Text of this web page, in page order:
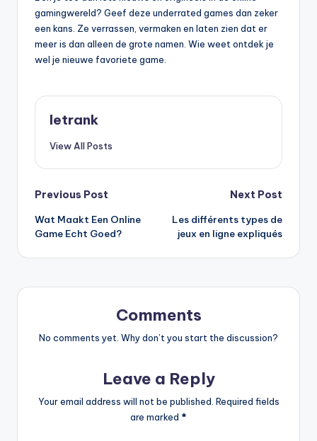
gamingwereld? Geef deze underrated games dan zeker
een kans. Ze verrassen, vermaken en laten zien dat er
meer is dan alleen de grote namen. Wie weet ontdek je
wel je nieuwe favoriete game.
letrank
View All Posts
Post
navigation
Previous Post
Wat Maakt Een Online
Game Echt Goed?
Next Post
Les différents types de
jeux en ligne expliqués
Comments
No comments yet. Why don’t you start the discussion?
Leave a Reply
Your email address will not be published. Required fields
are marked *